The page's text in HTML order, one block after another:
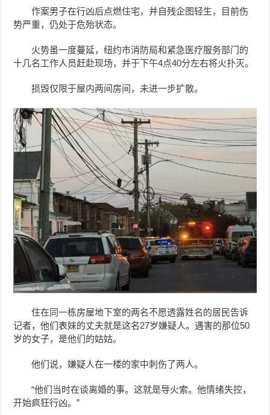
作案男子在行凶后点燃住宅，并自残企图轻生，目前伤
势严重，仍处于危殆状态。
火势虽一度蔓延，纽约市消防局和紧急医疗服务部门的
十几名工作人员赶赴现场，并于下午4点40分左右将火扑灭。
损毁仅限于屋内两间房间，未进一步扩散。
住在同一栋房屋地下室的两名不愿透露姓名的居民告诉
记者，他们表妹的丈夫就是这名27岁嫌疑人。遇害的那位50
岁的女子，是他们的姑姑。
他们说，嫌疑人在一楼的家中刺伤了两人。
“他们当时在谈离婚的事。这就是导火索。他情绪失控，
开始疯狂行凶。”